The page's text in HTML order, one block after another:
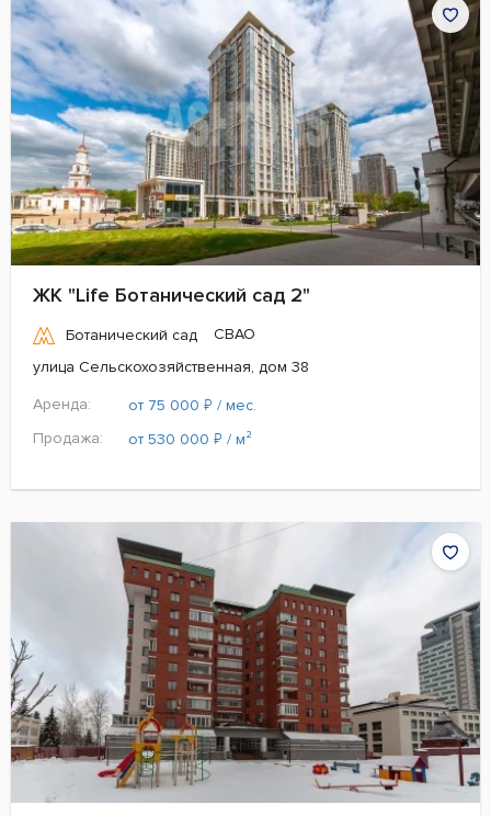
ЖК "Life Ботанический сад 2"
Ботанический сад
СВАО
улица Сельскохозяйственная, дом 38
Аренда:
от 75 000 ₽ / мес.
Продажа:
от 530 000 ₽ / м²